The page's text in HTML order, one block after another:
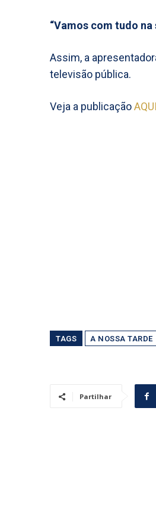
“Vamos com tudo
Assim, a
televisão pública.
Veja a publicaçãoAQUI
TAGS A NOSSA TARDE
Partilhar